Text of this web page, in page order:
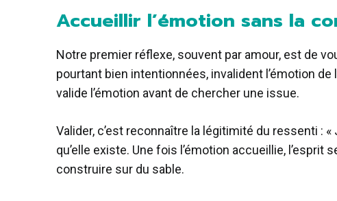
Accueillir l’émotion sans la
Notre premier réflexe, souvent par amour, est de
pourtant bien intentionnées, invalident l’émotion de
valide l’émotion avant de chercher une issue.
Valider, c’est reconnaître la légitimité du ressenti :
qu’elle existe. Une fois l’émotion accueillie,
construire sur du sable.